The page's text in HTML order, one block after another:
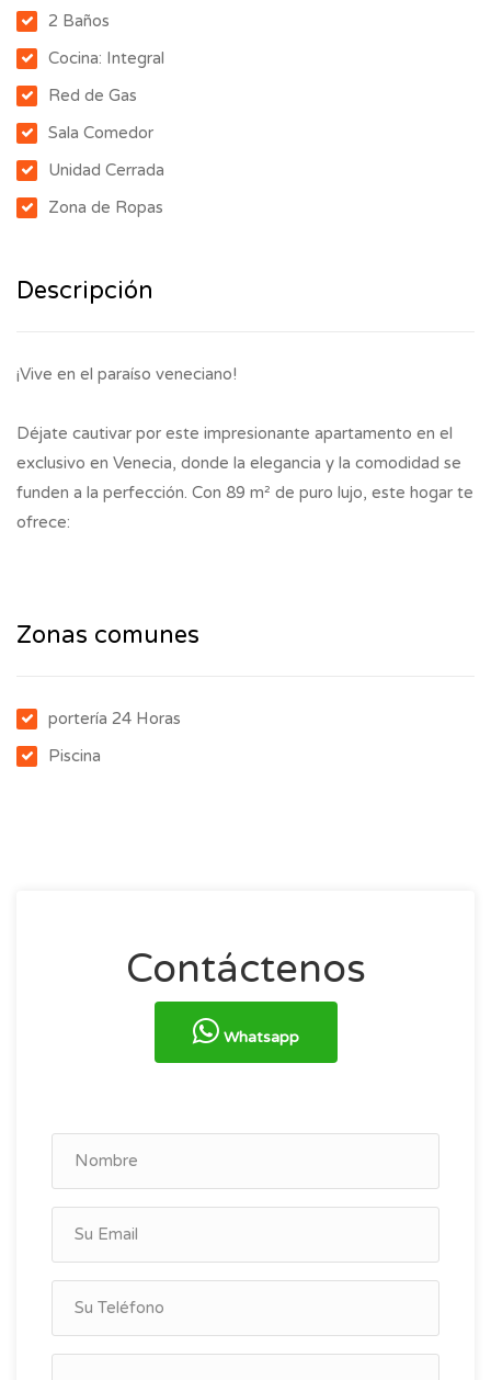
2 Baños
Cocina: Integral
Red de Gas
Sala Comedor
Unidad Cerrada
Zona de Ropas
Descripción
¡Vive en el paraíso veneciano!
Déjate cautivar por este impresionante apartamento en el
exclusivo en Venecia, donde la elegancia y la comodidad se
funden a la perfección. Con 89 m² de puro lujo, este hogar te
ofrece:
Zonas comunes
portería 24 Horas
Piscina
Contáctenos
Whatsapp